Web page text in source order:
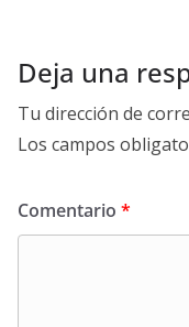
Deja una
Tu dirección de
Los campos
Comentario *